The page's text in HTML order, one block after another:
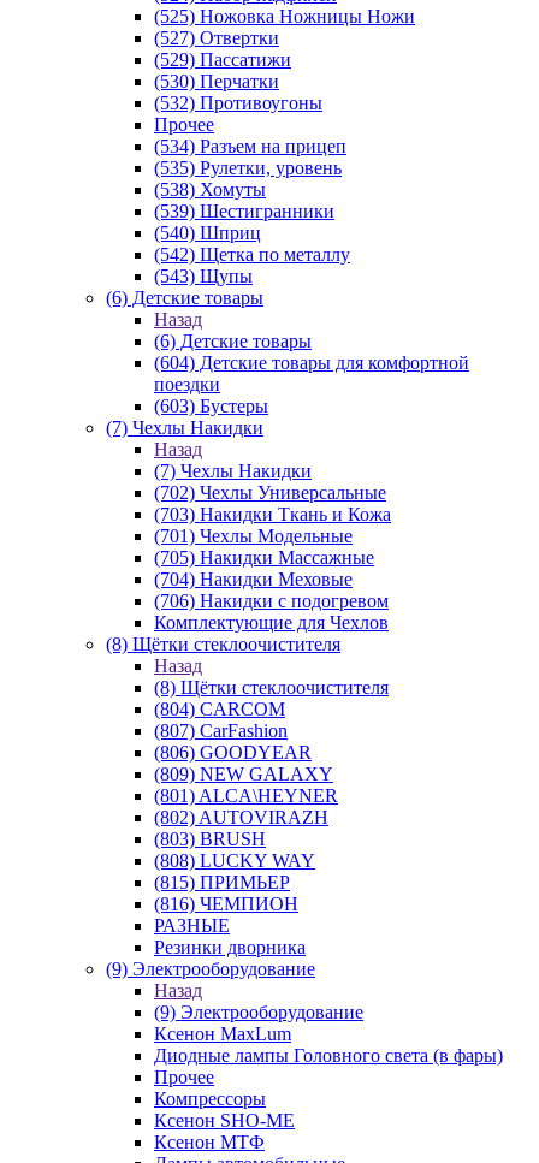
(525) Ножовка Ножницы Ножи
(527) Отвертки
(529) Пассатижи
(530) Перчатки
(532) Противоугоны
Прочее
(534) Разъем на прицеп
(535) Рулетки, уровень
(538) Хомуты
(539) Шестигранники
(540) Шприц
(542) Щетка по металлу
(543) Щупы
(6) Детские товары
Назад
(6) Детские товары
(604) Детские товары для комфортной
поездки
(603) Бустеры
(7) Чехлы Накидки
Назад
(7) Чехлы Накидки
(702) Чехлы Универсальные
(703) Накидки Ткань и Кожа
(701) Чехлы Модельные
(705) Накидки Массажные
(704) Накидки Меховые
(706) Накидки с подогревом
Комплектующие для Чехлов
(8) Щётки стеклоочистителя
Назад
(8) Щётки стеклоочистителя
(804) CARCOM
(807) CarFashion
(806) GOODYEAR
(809) NEW GALAXY
(801) ALCA\HEYNER
(802) AUTOVIRAZH
(803) BRUSH
(808) LUCKY WAY
(815) ПРИМЬЕР
(816) ЧЕМПИОН
РАЗНЫЕ
Резинки дворника
(9) Электрооборудование
Назад
(9) Электрооборудование
Ксенон MaxLum
Диодные лампы Головного света (в фары)
Прочее
Компрессоры
Ксенон SHO-ME
Ксенон МТФ